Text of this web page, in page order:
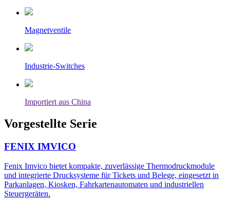
Magnetventile
Industrie-Switches
Importiert aus China
Vorgestellte Serie
FENIX IMVICO
Fenix Imvico bietet kompakte, zuverlässige Thermodruckmodule
und integrierte Drucksysteme für Tickets und Belege, eingesetzt in
Parkanlagen, Kiosken, Fahrkartenautomaten und industriellen
Steuergeräten.